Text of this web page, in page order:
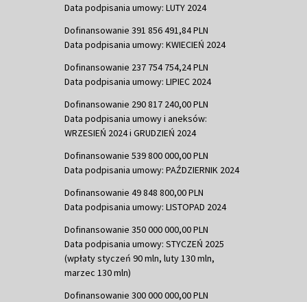
Data podpisania umowy: LUTY 2024
Dofinansowanie 391 856 491,84 PLN
Data podpisania umowy: KWIECIEŃ 2024
Dofinansowanie 237 754 754,24 PLN
Data podpisania umowy: LIPIEC 2024
Dofinansowanie 290 817 240,00 PLN
Data podpisania umowy i aneksów:
WRZESIEŃ 2024 i GRUDZIEŃ 2024
Dofinansowanie 539 800 000,00 PLN
Data podpisania umowy: PAŹDZIERNIK 2024
Dofinansowanie 49 848 800,00 PLN
Data podpisania umowy: LISTOPAD 2024
Dofinansowanie 350 000 000,00 PLN
Data podpisania umowy: STYCZEŃ 2025
(wpłaty styczeń 90 mln, luty 130 mln,
marzec 130 mln)
Dofinansowanie 300 000 000,00 PLN